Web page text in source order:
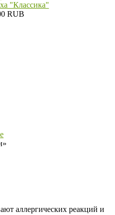
"Классика"
RUB
аллергических реакций и